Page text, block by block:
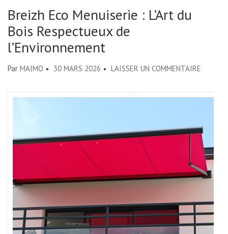
Breizh Eco Menuiserie : L’Art du
Bois Respectueux de
l’Environnement
Par MAIMO 30 MARS 2026 LAISSER UN COMMENTAIRE
ECO
:
L’ART
DU
BOIS